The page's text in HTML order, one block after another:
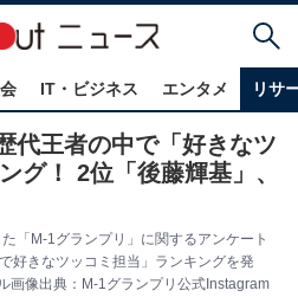
IT・ビジネス エンタメ リサ
代王者の中で「好きなツ
グ！ 2位「後藤輝基」、
「M-1グランプリ」に関するアンケート
好きなツッコミ担当」ランキングを発
画像出典：M-1グランプリ公式Instagram